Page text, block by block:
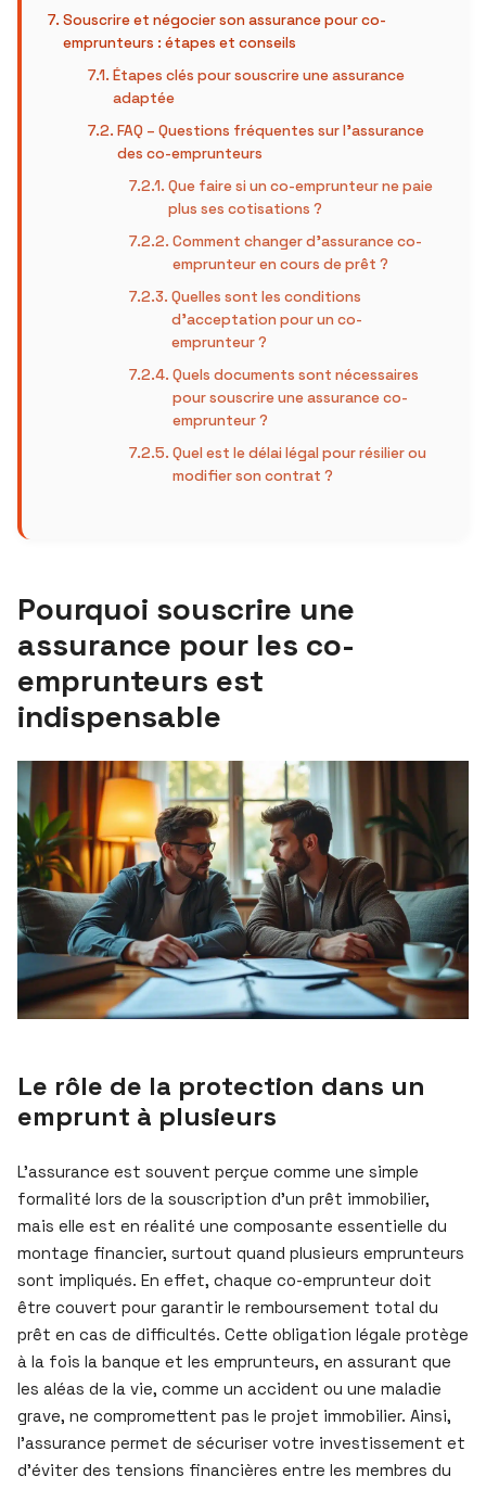
Souscrire et négocier son assurance pour co-
emprunteurs : étapes et conseils
Étapes clés pour souscrire une assurance
adaptée
FAQ – Questions fréquentes sur l’assurance
des co-emprunteurs
Que faire si un co-emprunteur ne paie
plus ses cotisations ?
Comment changer d’assurance co-
emprunteur en cours de prêt ?
Quelles sont les conditions
d’acceptation pour un co-
emprunteur ?
Quels documents sont nécessaires
pour souscrire une assurance co-
emprunteur ?
Quel est le délai légal pour résilier ou
modifier son contrat ?
Pourquoi souscrire une
assurance pour les co-
emprunteurs est
indispensable
Le rôle de la protection dans un
emprunt à plusieurs
L’assurance est souvent perçue comme une simple
formalité lors de la souscription d’un prêt immobilier,
mais elle est en réalité une composante essentielle du
montage financier, surtout quand plusieurs emprunteurs
sont impliqués. En effet, chaque co-emprunteur doit
être couvert pour garantir le remboursement total du
prêt en cas de difficultés. Cette obligation légale protège
à la fois la banque et les emprunteurs, en assurant que
les aléas de la vie, comme un accident ou une maladie
grave, ne compromettent pas le projet immobilier. Ainsi,
l’assurance permet de sécuriser votre investissement et
d’éviter des tensions financières entre les membres du